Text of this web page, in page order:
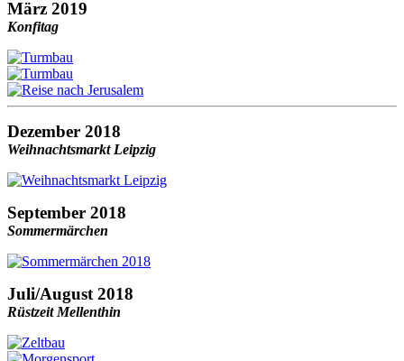
März 2019
Konfitag
Dezember 2018
Weihnachtsmarkt Leipzig
September 2018
Sommermärchen
Juli/August 2018
Rüstzeit Mellenthin